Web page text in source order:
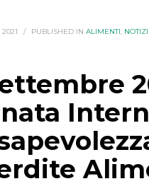
/ PUBLISHED IN ALIMENTI,